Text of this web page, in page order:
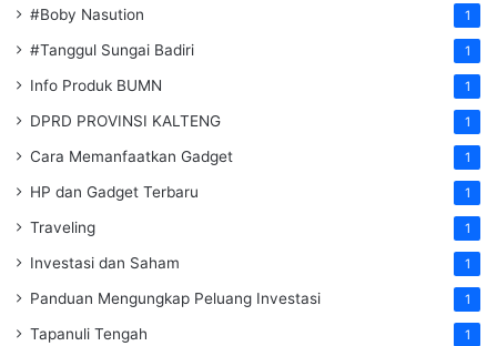
#Boby Nasution 1
#Tanggul Sungai Badiri 1
Info Produk BUMN 1
DPRD PROVINSI KALTENG 1
Cara Memanfaatkan Gadget 1
HP dan Gadget Terbaru 1
Traveling 1
Investasi dan Saham 1
Panduan Mengungkap Peluang Investasi 1
Tapanuli Tengah 1